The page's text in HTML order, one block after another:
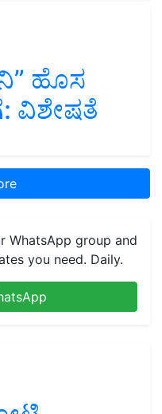
ಹೊಸ
ವಿಶೇಷತೆ
WhatsApp group and
you need. Daily.